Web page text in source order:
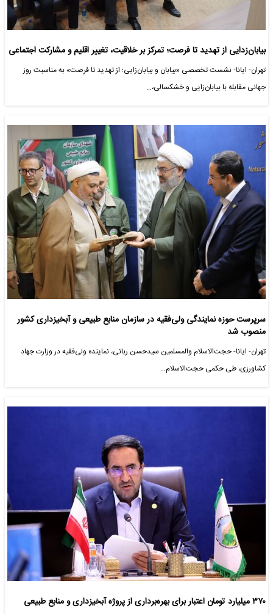
بیابان‌زدایی از تهدید تا فرصت؛ تمرکز بر خلاقیت، تغییر اقلیم و مشارکت اجتماعی
تهران- ایانا- نشست تخصصی «بیابان و بیابان‌زایی؛ از تهدید تا فرصت» به مناسبت روز
جهانی مقابله با بیابان‌زایی و خشکسالی،…
سرپرست حوزه نمایندگی ولی‌فقیه در سازمان منابع طبیعی و آبخیزداری کشور
منصوب شد
تهران- ایانا- حجت‌الاسلام والمسلمین سیدحسن ربانی، نماینده ولی‌فقیه در وزارت جهاد
کشاورزی، طی حکمی حجت‌الاسلام…
۳۷۰ میلیارد تومان اعتبار برای بهره‌برداری از پروژه آبخیزداری و منابع طبیعی